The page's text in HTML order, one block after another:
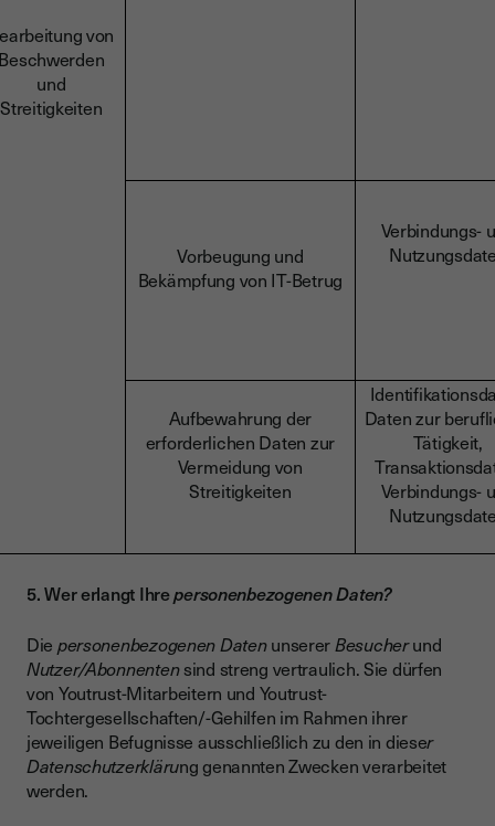
von
und
Streitigkeiten
Vorbeugung und
Bekämpfung von IT-Betrug
Verbindungs-
Aufbewahrung der
erforderlichen Daten zur
Vermeidung von
Streitigkeiten
Daten zur
Tätigkeit,
Verbindungs-
5. Wer erlangt Ihrepersonenbezogenen Daten?
Die personenbezogenen DatenunsererBesucherund
Nutzer/Abonnentensind streng vertraulich. Sie dürfen
von Youtrust-Mitarbeitern und Youtrust-
Tochtergesellschaften/-Gehilfen im Rahmen ihrer
jeweiligen Befugnisse ausschließlich zu den in dieser
Datenschutzerklärung genannten Zwecken verarbeitet
werden.